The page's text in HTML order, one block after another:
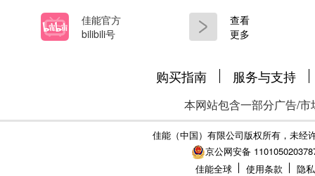
佳能官方
bilibili号
查看
更多
购买指南 服务与支持
本网站包含一部分广告/
佳能（中国）有限公司版权所有，未经
京公网安备
佳能全球
使用条款 隐